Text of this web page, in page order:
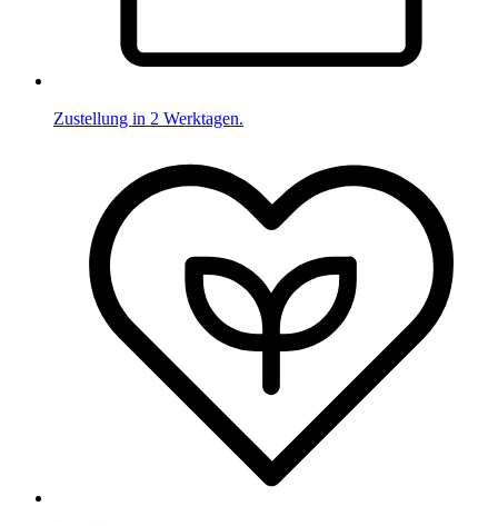
Zustellung in 2 Werktagen.